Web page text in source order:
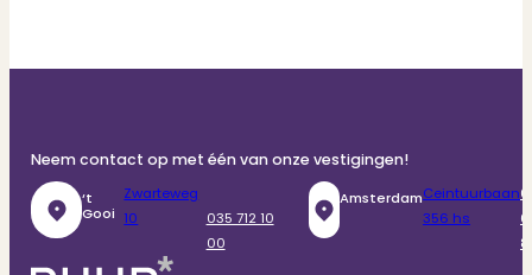
Neem contact op met één van onze vestigingen!
‘t
Gooi
Zwarteweg
10
035 712 10
00
AmsterdamCeintuurbaan
356 hs